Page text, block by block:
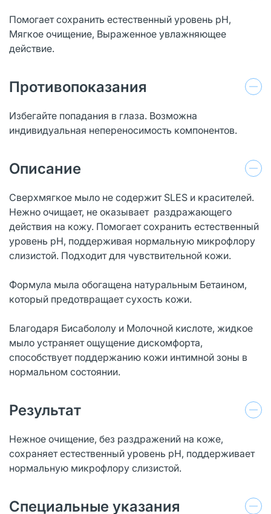
Помогает сохранить естественный уровень рН,
Мягкое очищение, Выраженное увлажняющее
действие.
Противопоказания
Избегайте попадания в глаза. Возможна
индивидуальная непереносимость компонентов.
Описание
Сверхмягкое мыло не содержит SLES и красителей.
Нежно очищает, не оказывает раздражающего
действия на кожу. Помогает сохранить естественный
уровень рН, поддерживая нормальную микрофлору
слизистой. Подходит для чувствительной кожи.
Формула мыла обогащена натуральным Бетаином,
который предотвращает сухость кожи.
Благодаря Бисабололу и Молочной кислоте, жидкое
мыло устраняет ощущение дискомфорта,
способствует поддержанию кожи интимной зоны в
нормальном состоянии.
Результат
Нежное очищение, без раздражений на коже,
сохраняет естественный уровень рН, поддерживает
нормальную микрофлору слизистой.
Специальные указания